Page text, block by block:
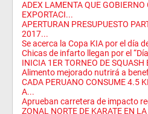
ADEX LAMENTA QUE GOBIERNO
EXPORTACI...
APERTURAN PRESUPUESTO
2017...
Se acerca la Copa KIA por el día
Chicas de infarto llegan por el
INICIA 1ER TORNEO DE SQUASH
Alimento mejorado nutrirá a
CADA PERUANO CONSUME 4.5
A...
Aprueban carretera de impacto
ZONAL NORTE DE KARATE EN LA